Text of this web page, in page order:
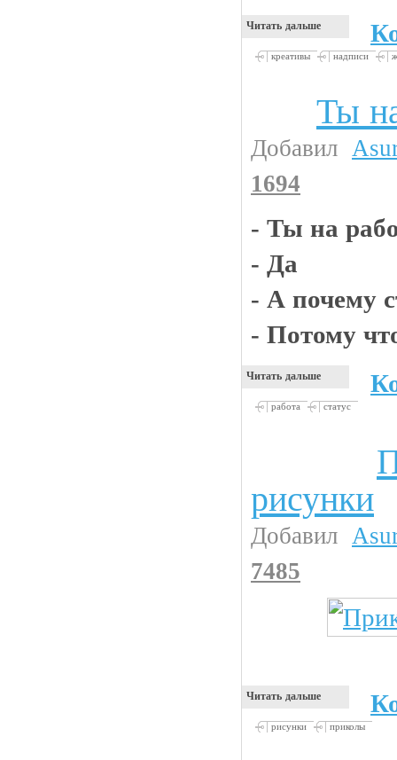
Читать дальше
креативы надписи
Ты
Добавил
1694
- Ты на
- Да
- А почему
- Потому
Читать дальше
работа статус
рисунки
Добавил
7485
Читать дальше
рисунки приколы